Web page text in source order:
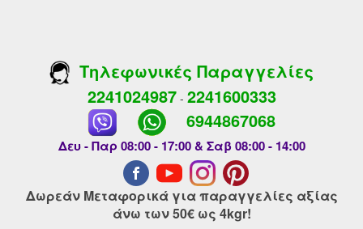
Τηλεφωνικές Παραγγελίες
2241024987- 2241600333
6944867068
Δευ - Παρ 08:00 - 17:00 & Σαβ 08:00 - 14:00
Δωρεάν Μεταφορικά για παραγγελίες αξίας
άνω των 50€ ως 4kgr!